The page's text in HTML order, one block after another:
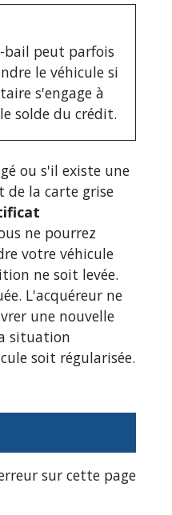
bail peut parfois
le véhicule si
s'engage à
solde du crédit.
ou s'il existe une
la carte grise
ne pourrez
votre véhicule
ne soit levée.
L'acquéreur ne
une nouvelle
situation
soit régularisée.
sur cette page